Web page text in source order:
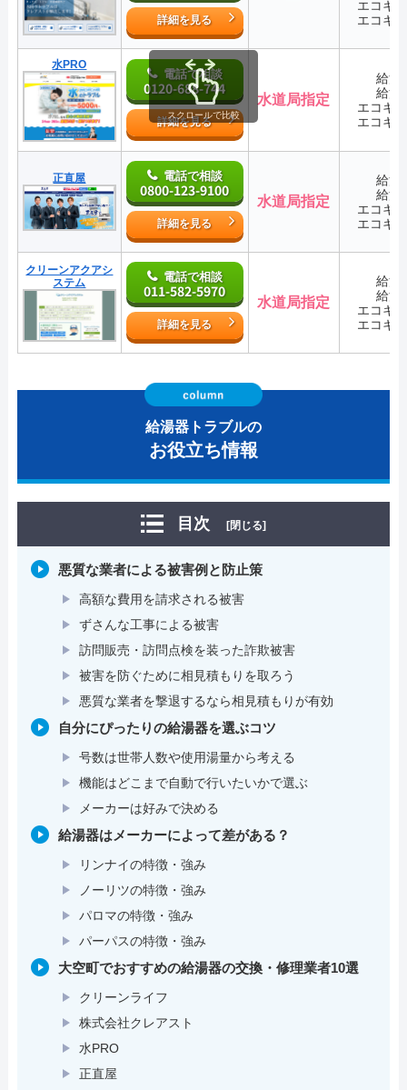
詳細を見る
エコキ
エコキ
水PRO
電話で相談
0120-688-744
詳細を見る
水道局指定
給湯
給湯
エコキ
エコキ
正直屋 電話で相談
0800-123-9100
詳細を見る
水道局指定
給湯
給湯
エコキ
エコキ
クリーンアクアシ
ステム
電話で相談
011-582-5970
詳細を見る
水道局指定
給湯
給湯
エコキ
エコキ
スクロールで比較
給湯器トラブルの
お役立ち情報
目次 [閉じる]
悪質な業者による被害例と防止策
高額な費用を請求される被害
ずさんな工事による被害
訪問販売・訪問点検を装った詐欺被害
被害を防ぐために相見積もりを取ろう
悪質な業者を撃退するなら相見積もりが有効
自分にぴったりの給湯器を選ぶコツ
号数は世帯人数や使用湯量から考える
機能はどこまで自動で行いたいかで選ぶ
メーカーは好みで決める
給湯器はメーカーによって差がある？
リンナイの特徴・強み
ノーリツの特徴・強み
パロマの特徴・強み
パーパスの特徴・強み
大空町でおすすめの給湯器の交換・修理業者10選
クリーンライフ
株式会社クレアスト
水PRO
正直屋